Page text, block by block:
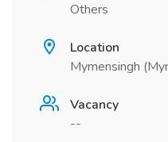
Others
Location
Mymensingh
Vacancy
--